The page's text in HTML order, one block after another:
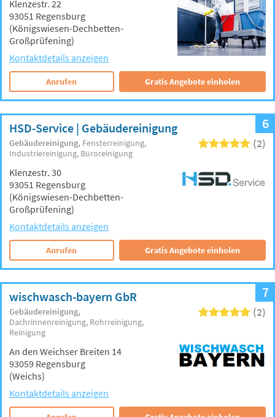
Klenzestr. 22
93051 Regensburg
(Königswiesen-Dechbetten-
Großprüfening)
Kontaktdetails anzeigen
Anrufen Gratis Angebote einholen
6
HSD-Service | Gebäudereinigung
Gebäudereinigung Fensterreinigung
Industriereinigung Büroreinigung
(2)
Klenzestr. 30
93051 Regensburg
(Königswiesen-Dechbetten-
Großprüfening)
Kontaktdetails anzeigen
Anrufen Gratis Angebote einholen
7
wischwasch-bayern GbR
Gebäudereinigung
Dachrinnenreinigung Rohrreinigung
Reinigung
(2)
An den Weichser Breiten 14
93059 Regensburg
(Weichs)
Kontaktdetails anzeigen